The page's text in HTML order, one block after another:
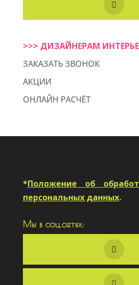
>>> ДИЗАЙНЕРАМ
ЗАКАЗАТЬ ЗВОНОК
АКЦИИ
ОНЛАЙН РАСЧЁТ
*Положение об
персональных данных.
Мы в соц.сетях: